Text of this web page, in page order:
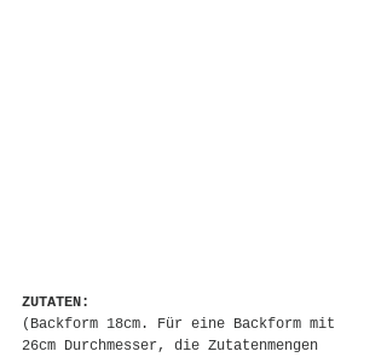
ZUTATEN:
(Backform 18cm. Für eine Backform mit
26cm Durchmesser, die Zutatenmengen